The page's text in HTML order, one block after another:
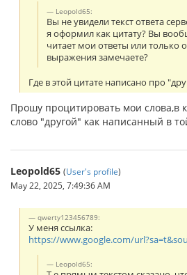
Leopold65:
Вы не увидели текст ответа
я оформил как цитату? Вы
читает мои ответы или только
выражения замечаете?
Где в этой цитате написано про
Прошу процитировать мои слова,в
слово "другой" как написанный в
Leopold65 (User's profile)
May 22, 2025, 7:49:36 AM
qwerty123456789:
У меня ссылка:
https://www.google.com/
Leopold65: